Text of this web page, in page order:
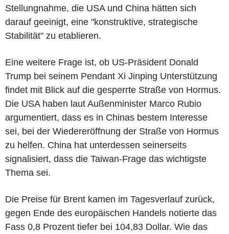
Stellungnahme, die USA und China hätten sich
darauf geeinigt, eine "konstruktive, strategische
Stabilität" zu etablieren.
Eine weitere Frage ist, ob US-Präsident Donald
Trump bei seinem Pendant Xi Jinping Unterstützung
findet mit Blick auf die gesperrte Straße von Hormus.
Die USA haben laut Außenminister Marco Rubio
argumentiert, dass es in Chinas bestem Interesse
sei, bei der Wiedereröffnung der Straße von Hormus
zu helfen. China hat unterdessen seinerseits
signalisiert, dass die Taiwan-Frage das wichtigste
Thema sei.
Die Preise für Brent kamen im Tagesverlauf zurück,
gegen Ende des europäischen Handels notierte das
Fass 0,8 Prozent tiefer bei 104,83 Dollar. Wie das